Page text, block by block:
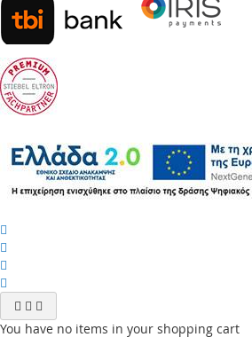
You have no items in your shopping cart